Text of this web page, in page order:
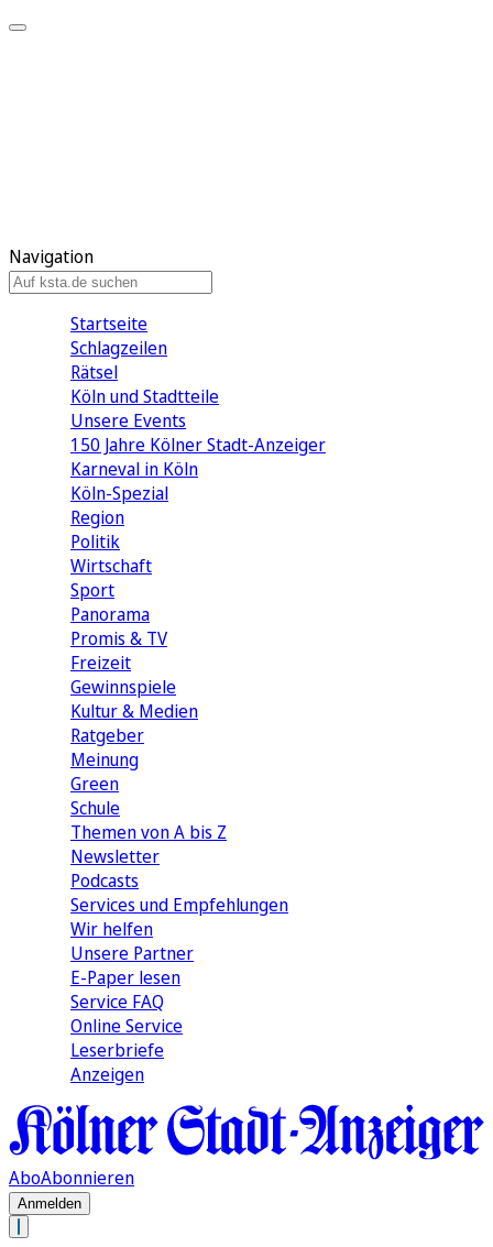
Navigation
Startseite
Schlagzeilen
Rätsel
Köln und Stadtteile
Unsere Events
150 Jahre Kölner Stadt-Anzeiger
Karneval in Köln
Köln-Spezial
Region
Politik
Wirtschaft
Sport
Panorama
Promis & TV
Freizeit
Gewinnspiele
Kultur & Medien
Ratgeber
Meinung
Green
Schule
Themen von A bis Z
Newsletter
Podcasts
Services und Empfehlungen
Wir helfen
Unsere Partner
E-Paper lesen
Service FAQ
Online Service
Leserbriefe
Anzeigen
AboAbonnieren
Anmelden